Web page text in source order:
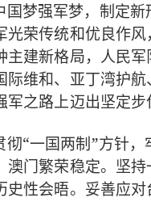
国梦强军梦，制定
荣传统和优良作
主建新格局，人民
维和、亚丁湾护
之路上迈出坚定步
彻“一国两制”方针
门繁荣稳定。坚
性会晤。妥善应